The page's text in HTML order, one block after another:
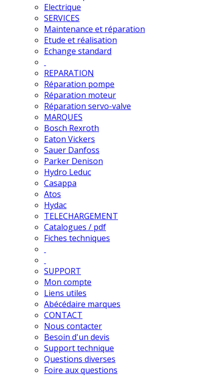
Electrique
SERVICES
Maintenance et réparation
Etude et réalisation
Echange standard
REPARATION
Réparation pompe
Réparation moteur
Réparation servo-valve
MARQUES
Bosch Rexroth
Eaton Vickers
Sauer Danfoss
Parker Denison
Hydro Leduc
Casappa
Atos
Hydac
TELECHARGEMENT
Catalogues / pdf
Fiches techniques
SUPPORT
Mon compte
Liens utiles
Abécédaire marques
CONTACT
Nous contacter
Besoin d'un devis
Support technique
Questions diverses
Foire aux questions